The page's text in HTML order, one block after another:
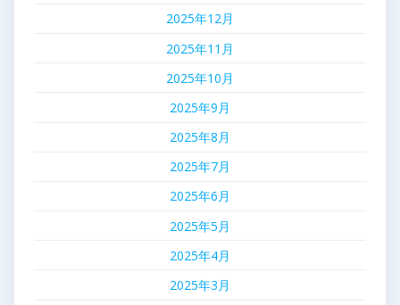
2025年12月
2025年11月
2025年10月
2025年9月
2025年8月
2025年7月
2025年6月
2025年5月
2025年4月
2025年3月